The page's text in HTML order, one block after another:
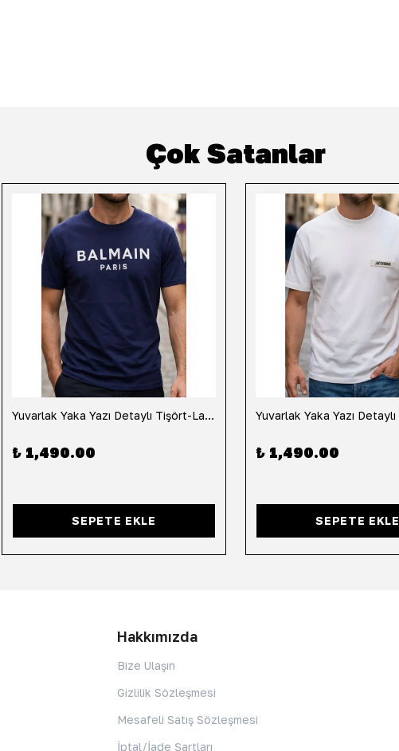
Çok Satanlar
Yuvarlak Yaka Yazı Detaylı Tişört-Lacivert
₺ 1,490.00
SEPETE EKLE
₺ 1,490.00
SEPETE EKLE
Hakkımızda
Bize Ulaşın
Gizlilik Sözleşmesi
Mesafeli Satış Sözleşmesi
İptal/İade Şartları